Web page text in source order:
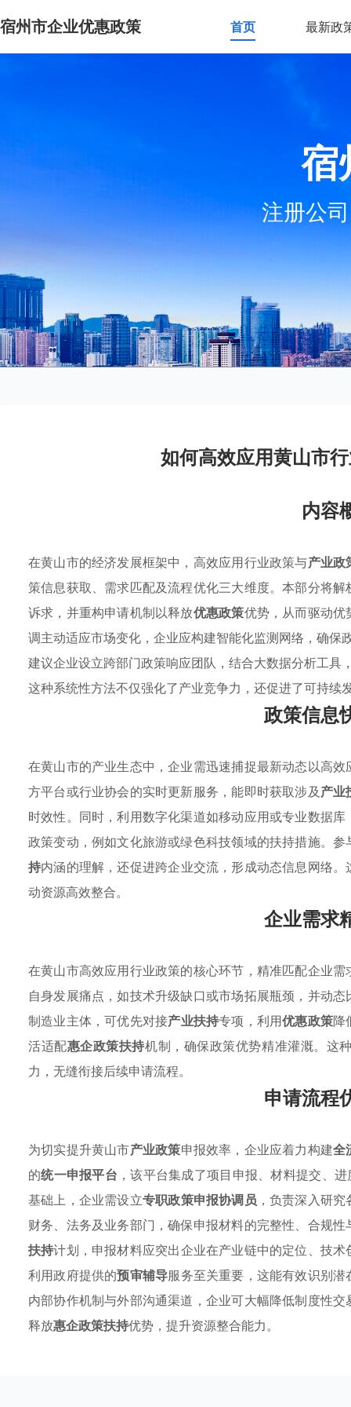
宿州市企业优惠政策 首页 最新政
宿
注册公
如何高效应用黄山市
内容
在黄山市的经济发展框架中，高效应用行业政策与产业政
策信息获取、需求匹配及流程优化三大维度。本部分将
诉求，并重构申请机制以释放优惠政策优势，从而驱动
调主动适应市场变化，企业应构建智能化监测网络，确保
建议企业设立跨部门政策响应团队，结合大数据分析工
这种系统性方法不仅强化了产业竞争力，还促进了可持
政策信息
在黄山市的产业生态中，企业需迅速捕捉最新动态以高效
方平台或行业协会的实时更新服务，能即时获取涉及产业
时效性。同时，利用数字化渠道如移动应用或专业数据
政策变动，例如文化旅游或绿色科技领域的扶持措施。
持内涵的理解，还促进跨企业交流，形成动态信息网络
动资源高效整合。
企业需求
在黄山市高效应用行业政策的核心环节，精准匹配企业
自身发展痛点，如技术升级缺口或市场拓展瓶颈，并动态
制造业主体，可优先对接产业扶持专项，利用优惠政策降
活适配惠企政策扶持机制，确保政策优势精准灌溉。这
力，无缝衔接后续申请流程。
申请流程
为切实提升黄山市产业政策申报效率，企业应着力构建全
的统一申报平台 ，该平台集成了项目申报、材料提交、
基础上，企业需设立专职政策申报协调员 ，负责深入研究
财务、法务及业务部门，确保申报材料的完整性、合规
扶持计划，申报材料应突出企业在产业链中的定位、技
利用政府提供的预审辅导服务至关重要，这能有效识别
内部协作机制与外部沟通渠道，企业可大幅降低制度性
释放惠企政策扶持优势，提升资源整合能力。